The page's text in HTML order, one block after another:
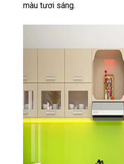
màu tươi sáng.